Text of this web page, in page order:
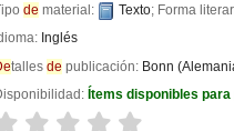
de material: Texto; Forma
Inglés
tallesde publicación: Bonn
Ítems disponibles